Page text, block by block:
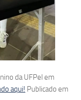
da UFPel em
aqui! Publicado em